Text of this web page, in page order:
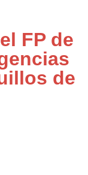
FP de
de